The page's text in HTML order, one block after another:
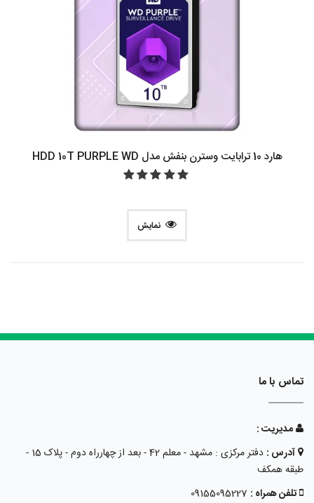
هارد 10 ترابایت وسترن بنفش مدل HDD 10T PURPLE WD
نمایش
تماس با ما
مدیریت :
آدرس :
دفتر مرکزی : مشهد - معلم 42 - بعد از چهارراه دوم - پلاک 15 -
طبقه همکف
تلفن همراه : 09155095227